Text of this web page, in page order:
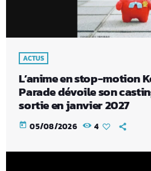
ACTUS
L’anime en stop-motion
Parade dévoile son
sortie en janvier 2027
today 05/08/2026 4